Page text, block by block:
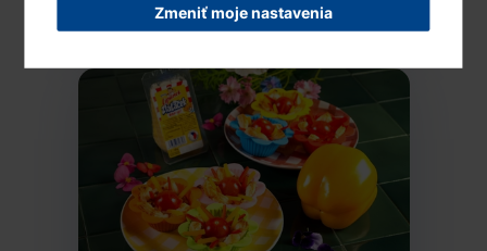
Zmeniť moje nastaveniaČÍTAŤ ĎALEJ...